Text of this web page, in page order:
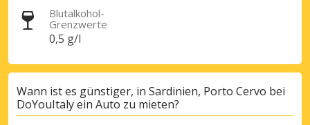
Blutalkohol-
Grenzwerte
0,5 g/l
Wann ist es günstiger, in Sardinien, Porto Cervo bei
DoYouItaly ein Auto zu mieten?